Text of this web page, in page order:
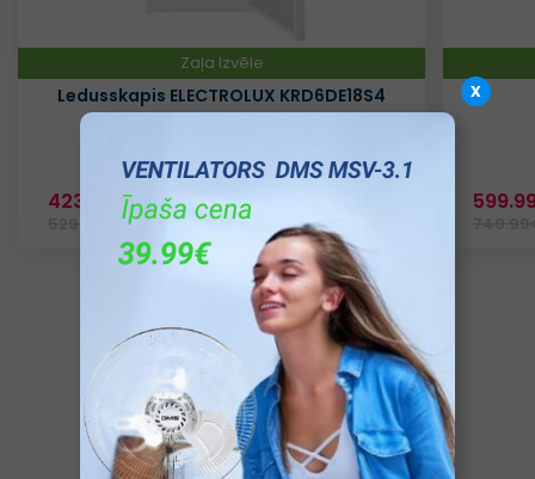
Zaļa Izvēle
Ledusskapis ELECTROLUX KRD6DE18S4
423.99€
SKATĪT VAIRĀK PRECES
x